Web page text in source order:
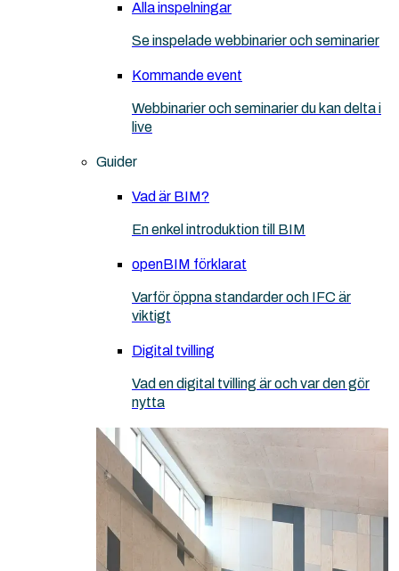
Alla inspelningar
Se inspelade webbinarier och seminarier
Kommande event
Webbinarier och seminarier du kan delta i
live
Guider
Vad är BIM?
En enkel introduktion till BIM
openBIM förklarat
Varför öppna standarder och IFC är
viktigt
Digital tvilling
Vad en digital tvilling är och var den gör
nytta